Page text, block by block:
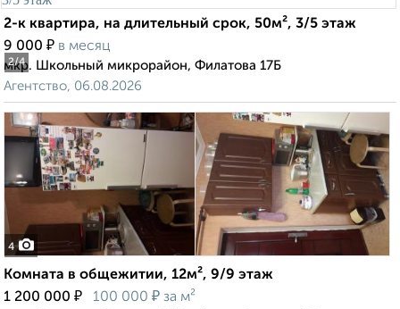
2/4
2-к квартира, на длительный срок, 50м², 3/5 этаж
9 000 ₽ в месяц
мкр. Школьный микрорайон, Филатова 17Б
Агентство, 06.08.2026
4
Комната в общежитии, 12м², 9/9 этаж
1 200 000 ₽ 100 000 ₽ за м²